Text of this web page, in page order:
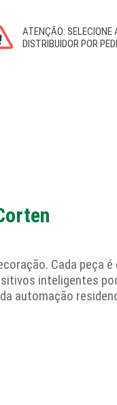
Cada peça
inteligentes
automação